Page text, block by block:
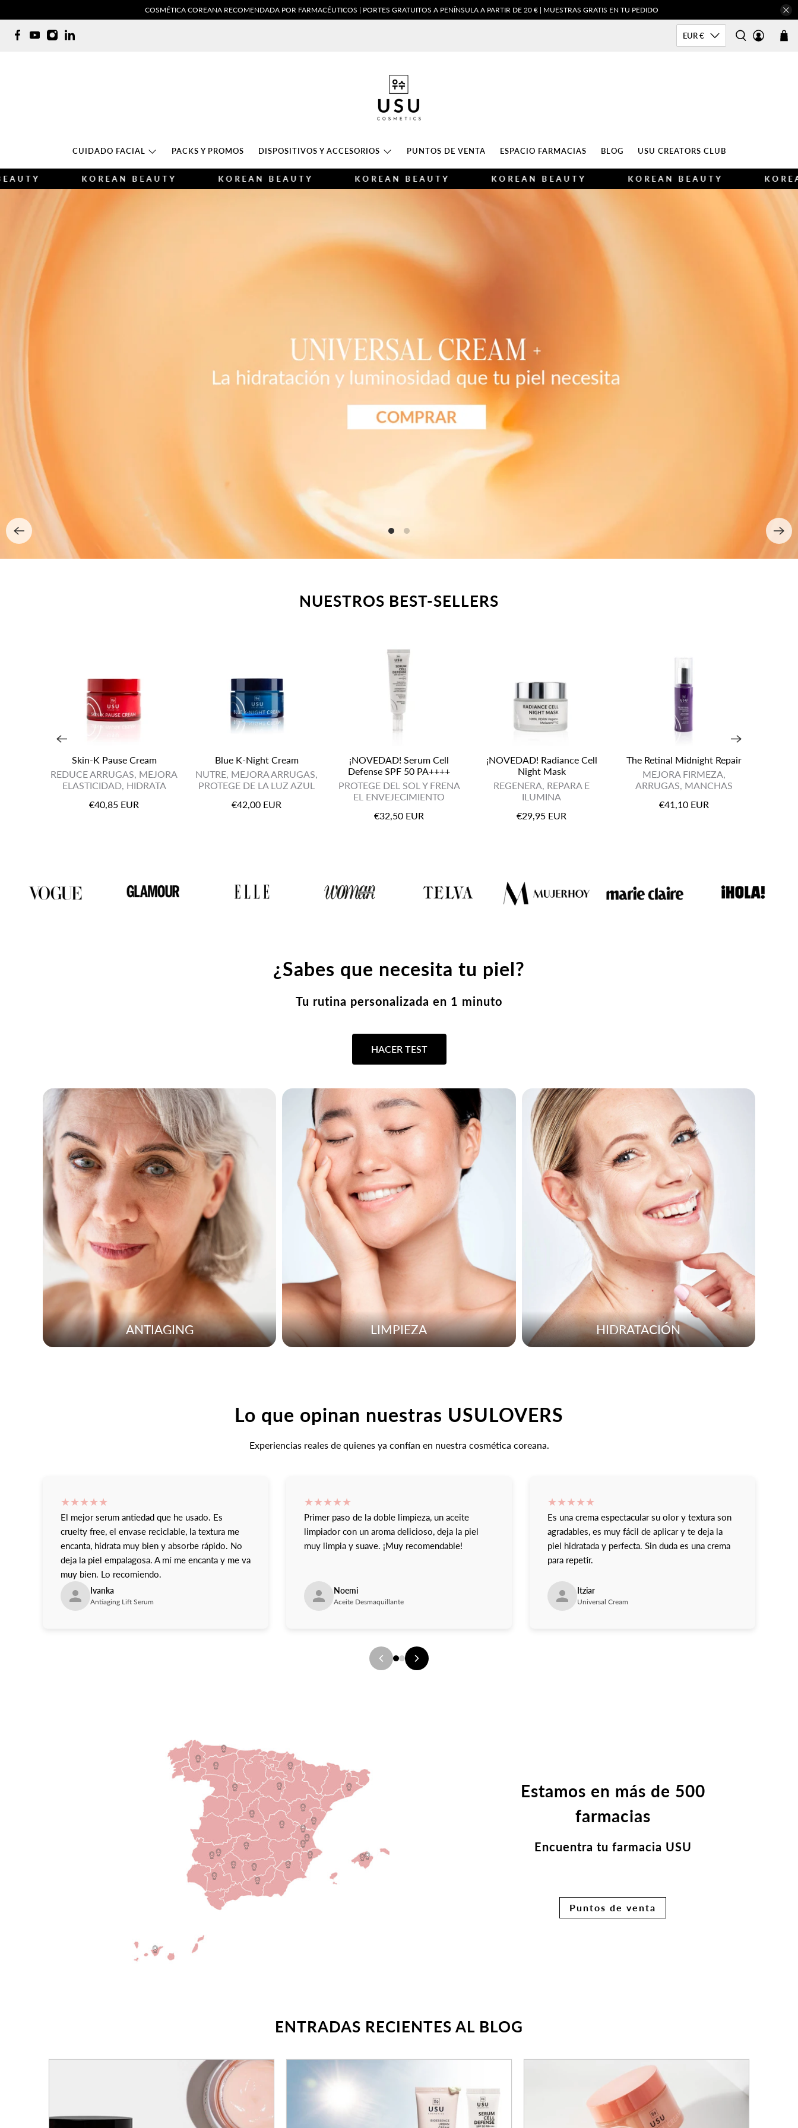
COSMÉTICA COREANA RECOMENDADA POR FARMACÉUTICOS | PORTES GRATUITOS A PENÍNSULA A PARTIR DE 20 € | MUESTRAS GRATIS EN TU PEDIDO
EUR €
USU
COSMETICS
CUIDADO FACIAL PACKS Y PROMOS DISPOSITIVOS Y ACCESORIOS PUNTOS DE VENTA ESPACIO FARMACIAS BLOG USU CREATORS CLUB
KOREAN BEAUTY
KOREAN BEAUTY KOREAN BEAUTY KOREAN BEAUTY KOREAN BEAUTY KOREAN BEAUTY KOREAN
NUESTROS BEST-SELLERS
¡NOVEDAD! Serum Cell
Defense SPF 50 PA++++
PROTEGE DEL SOL Y FRENA
EL ENVEJECIMIENTO
€32,50 EUR
¡NOVEDAD! Radiance Cell
Night Mask
REGENERA, REPARA E
ILUMINA
€29,95 EUR
The Retinal Midnight Repair
MEJORA FIRMEZA,
ARRUGAS, MANCHAS
€41,10 EUR
Skin-K Pause Cream
REDUCE ARRUGAS, MEJORA
ELASTICIDAD, HIDRATA
€40,85 EUR
Blue K-Night Cream
NUTRE, MEJORA ARRUGAS,
PROTEGE DE LA LUZ AZUL
€42,00 EUR
¿Sabes que necesita tu piel?
Tu rutina personalizada en 1 minuto
HACER TEST
ANTIAGING LIMPIEZA HIDRATACIÓN
Lo que opinan nuestras USULOVERS
Experiencias reales de quienes ya confían en nuestra cosmética coreana.
★★★★★
El mejor serum antiedad que he usado. Es
cruelty free, el envase reciclable, la textura me
encanta, hidrata muy bien y absorbe rápido. No
deja la piel empalagosa. A mí me encanta y me va
muy bien. Lo recomiendo.
Ivanka
Antiaging Lift Serum
★★★★★
Primer paso de la doble limpieza, un aceite
limpiador con un aroma delicioso, deja la piel
muy limpia y suave. ¡Muy recomendable!
Noemi
Aceite Desmaquillante
★★★★★
Es una crema espectacular su olor y textura son
agradables, es muy fácil de aplicar y te deja la
piel hidratada y perfecta. Sin duda es una crema
para repetir.
Itziar
Universal Cream
Estamos en más de 500
farmacias
Encuentra tu farmacia USU
Puntos de venta
ENTRADAS RECIENTES AL BLOG